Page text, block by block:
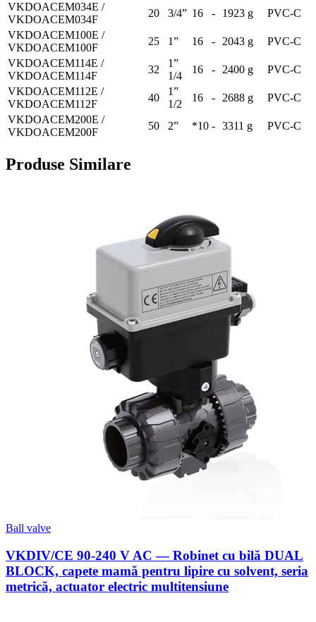
VKDOACEM034E /
VKDOACEM034F
20 3/4” 16 - 1923 g
PVC-C
VKDOACEM100E /
VKDOACEM100F
25 1” 16 - 2043 g
PVC-C
VKDOACEM114E /
VKDOACEM114F
32
1”
1/4
16 - 2400 g
PVC-C
VKDOACEM112E /
VKDOACEM112F
40
1”
1/2
16 - 2688 g
PVC-C
VKDOACEM200E /
VKDOACEM200F
50 2” *10 - 3311 g PVC-C
Produse Similare
Ball valve
VKDIV/CE 90-240 V AC — Robinet cu bilă DUAL
BLOCK, capete mamă pentru lipire cu solvent, seria
metrică, actuator electric multitensiune